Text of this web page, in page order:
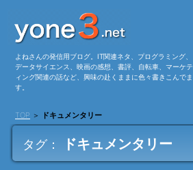
よねさんの発信用ブログ。IT関連ネタ、プログラミング、
データサイエンス、映画の感想、書評、自転車、マーケテ
ィング関連の話など、興味の赴くままに色々書きこんでま
す。
TOP ＞ ドキュメンタリー
タグ： ドキュメンタリー